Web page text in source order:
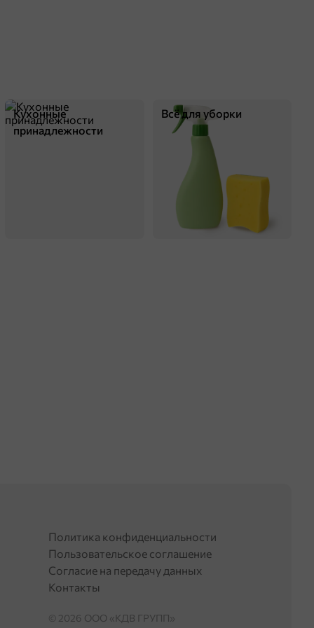
Кухонные
принадлежности
Всё для уборки
Политика конфиденциальности
Пользовательское соглашение
Согласие на передачу данных
Контакты
© 2026 OOO «КДВ ГРУПП»